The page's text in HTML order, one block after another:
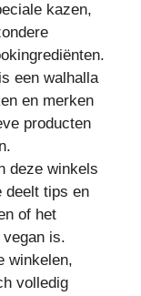
kazen,
een walhalla
en merken
producten
deze winkels
deelt tips en
of het
is.
winkelen,
volledig